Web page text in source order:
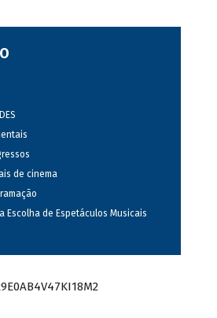
de cinema
Escolha de Espetáculos Musicais